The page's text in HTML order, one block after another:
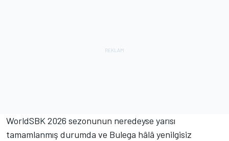
WorldSBK 2026 sezonunun neredeyse yarısı
tamamlanmış durumda ve Bulega hâlâ yenilgisiz